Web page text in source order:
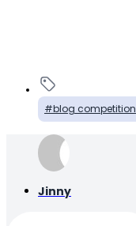
blog competition
Jinny